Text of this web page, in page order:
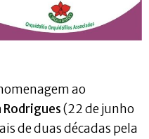
ao
Rodrigues(22 de junho
de duas décadas pela